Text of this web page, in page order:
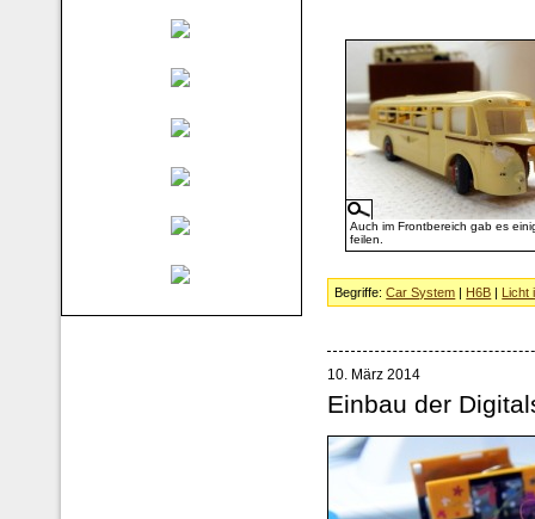
Auch im Frontbereich gab es
feilen.
Begriffe:Car System | H6B | Licht
10. März 2014
Einbau der